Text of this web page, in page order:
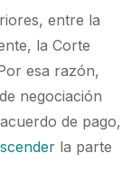
entre la
la Corte
esa razón,
negociación
de pago,
la parte